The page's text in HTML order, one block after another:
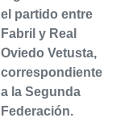
el partido entre
Fabril y Real
Oviedo Vetusta,
correspondiente
a la Segunda
Federación.